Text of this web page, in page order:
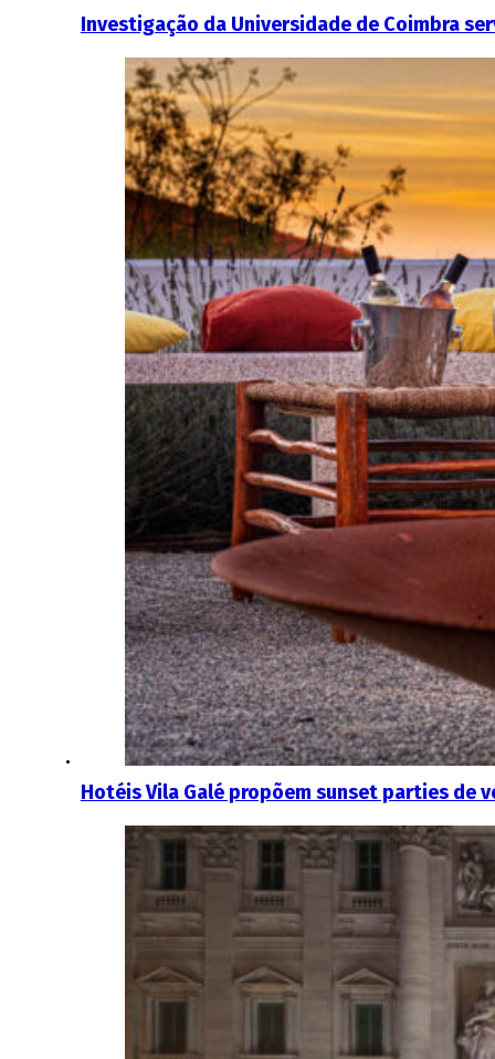
Investigação da Universidade de Coimbra
Hotéis Vila Galé propõem sunset parties de